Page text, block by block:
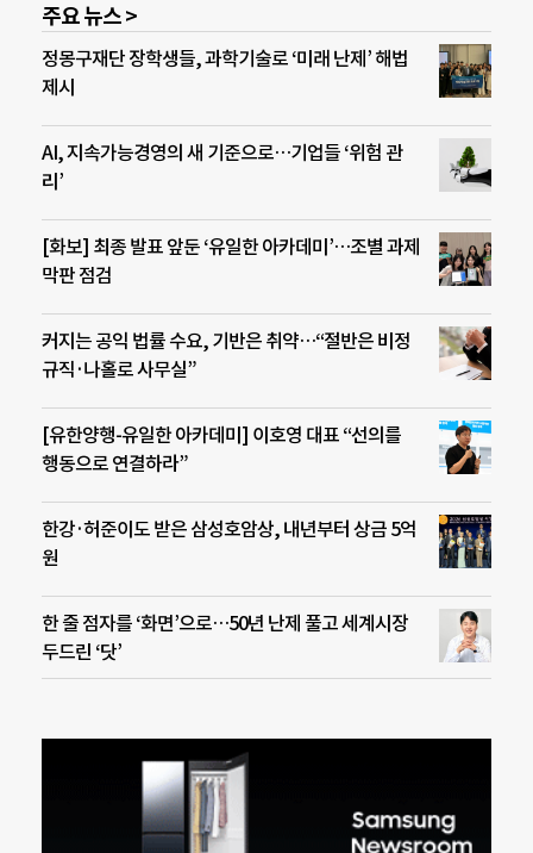
주요 뉴스 >
정몽구재단 장학생들, 과학기술로 ‘미래 난제’ 해법
제시
AI, 지속가능경영의 새 기준으로…기업들 ‘위험 관
리’
[화보] 최종 발표 앞둔 ‘유일한 아카데미’…조별 과제
막판 점검
커지는 공익 법률 수요, 기반은 취약…“절반은 비정
규직·나홀로 사무실”
[유한양행-유일한 아카데미] 이호영 대표 “선의를
행동으로 연결하라”
한강·허준이도 받은 삼성호암상, 내년부터 상금 5억
원
한 줄 점자를 ‘화면’으로…50년 난제 풀고 세계시장
두드린 ‘닷’